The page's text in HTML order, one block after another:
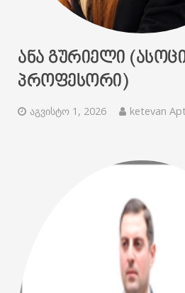
ᲐᲜᲐ ᲒᲣᲠᲘᲔᲚᲘ
ᲞᲠᲝᲤᲔᲡᲝᲠᲘ)
აგვისტო 1, 2026 ketevan